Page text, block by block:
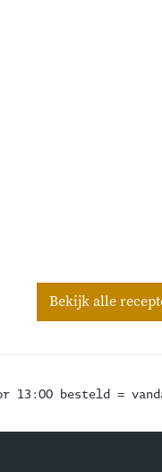
Bekijk alle
13:00 besteld =